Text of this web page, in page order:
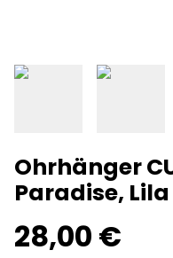
Ohrhänger
Paradise, Lila
28,00 €